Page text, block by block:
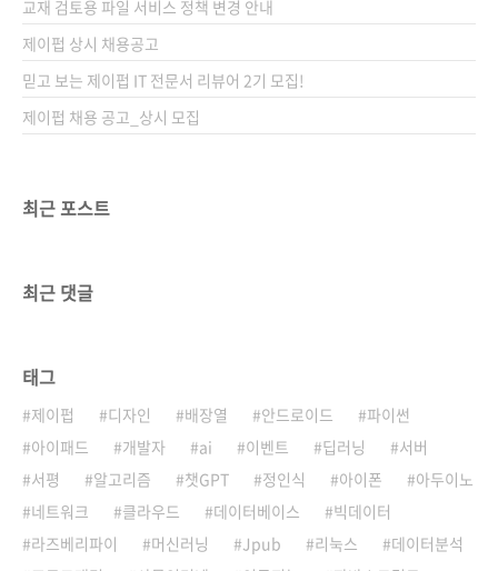
교재 검토용 파일 서비스 정책 변경 안내
제이펍 상시 채용공고
믿고 보는 제이펍 IT 전문서 리뷰어 2기 모집!
제이펍 채용 공고_상시 모집
최근 포스트
최근 댓글
태그
제이펍 디자인 배장열 안드로이드
파이썬
아이패드
개발자 ai 이벤트 딥러닝
서버
서평
알고리즘 챗GPT 정인식 아이폰
아두이노
네트워크
클라우드 데이터베이스
빅데이터
라즈베리파이
머신러닝 Jpub 리눅스
데이터분석